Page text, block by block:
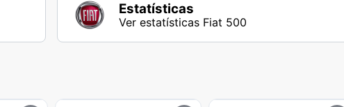
Estatísticas
Ver estatísticas Fiat 500